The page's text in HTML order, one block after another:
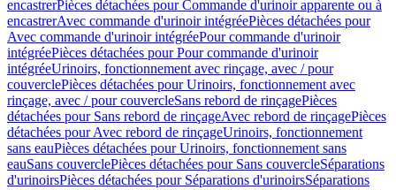
encastrerPièces détachées pour Commande d'urinoir apparente ou à
encastrerAvec commande d'urinoir intégréePièces détachées pour
Avec commande d'urinoir intégréePour commande d'urinoir
intégréePièces détachées pour Pour commande d'urinoir
intégréeUrinoirs, fonctionnement avec rinçage, avec / pour
couverclePièces détachées pour Urinoirs, fonctionnement avec
rinçage, avec / pour couvercleSans rebord de rinçagePièces
détachées pour Sans rebord de rinçageAvec rebord de rinçagePièces
détachées pour Avec rebord de rinçageUrinoirs, fonctionnement
sans eauPièces détachées pour Urinoirs, fonctionnement sans
eauSans couverclePièces détachées pour Sans couvercleSéparations
d'urinoirsPièces détachées pour Séparations d'urinoirsSéparations